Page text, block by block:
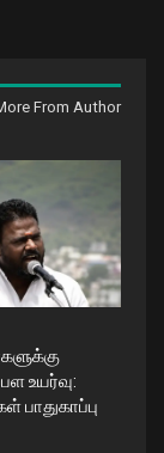
From Author
உயர்வு:
பாதுகாப்பு